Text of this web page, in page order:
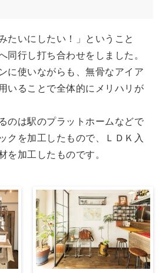
たいにしたい！」ということ
同行し打ち合わせをしました。
に使いながらも、無骨なアイア
いることで全体的にメリハリが
のは駅のプラットホームなどで
クを加工したもので、ＬＤＫ入
を加工したものです。